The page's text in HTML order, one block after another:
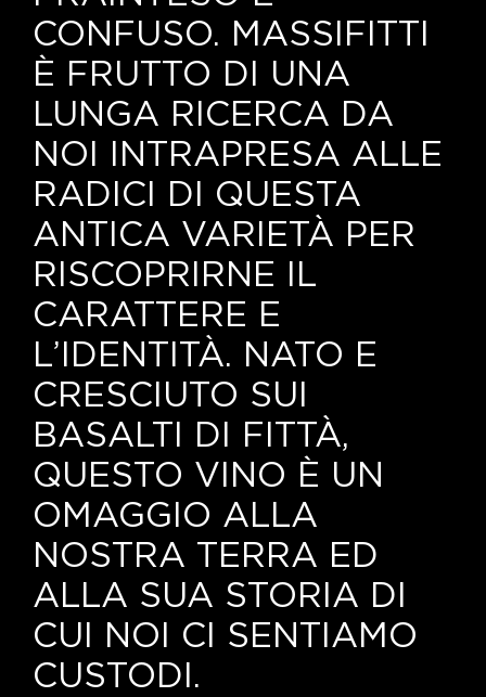
Le nostre news
Contatti
EN
IT
CONFUSO. MASSIFITTI
È FRUTTO DI UNA
LUNGA RICERCA DA
NOI INTRAPRESA ALLE
RADICI DI QUESTA
ANTICA VARIETÀ PER
RISCOPRIRNE IL
CARATTERE E
L’IDENTITÀ. NATO E
CRESCIUTO SUI
BASALTI DI FITTÀ,
QUESTO VINO È UN
OMAGGIO ALLA
NOSTRA TERRA ED
ALLA SUA STORIA DI
CUI NOI CI SENTIAMO
CUSTODI.